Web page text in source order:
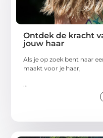
Ontdek de kracht
jouw haar
Als je op zoek bent naar
maakt voor je haar,
...